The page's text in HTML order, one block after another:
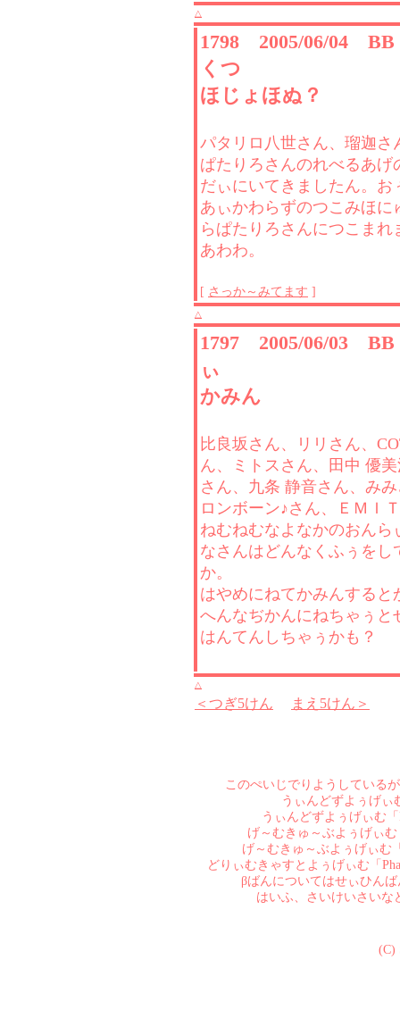
△
1798 2005/06/04
くつ
ほじょほぬ？
パタリロ八世さん、瑠迦さ
ぱたりろさんのれべるあげ
だぃにいてきましたん。お
あぃかわらずのつこみほに
らぱたりろさんにつこまれ
あわわ。
[ さっか～みてます ]
△
1797 2005/06/03
ぃ
かみん
比良坂さん、リリさん、
ん、ミトスさん、田中 優
さん、九条 静音さん、み
ロンボーン♪さん、ＥＭＩ
ねむねむなよなかのおんら
なさんはどんなくふぅをし
か。
はやめにねてかみんすると
へんなぢかんにねちゃぅと
はんてんしちゃぅかも？
△
＜つぎ5けん まえ5けん＞
このぺいじでりようしている
うぃんどずよぅげぃ
うぃんどずよぅげぃむ「
げ～むきゅ～ぶよぅげぃむ
げ～むきゅ～ぶよぅげぃむ
どりぃむきゃすとよぅげぃむ「
βばんについてはせぃひん
はいふ、さいけいさいな
(C)